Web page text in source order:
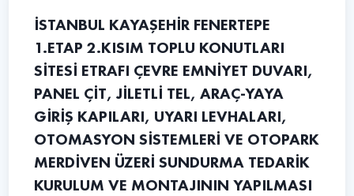
İSTANBUL KAYAŞEHİR FENERTEPE
1.ETAP 2.KISIM TOPLU KONUTLARI
SİTESİ ETRAFI ÇEVRE EMNİYET DUVARI,
PANEL ÇİT, JİLETLİ TEL, ARAÇ-YAYA
GİRİŞ KAPILARI, UYARI LEVHALARI,
OTOMASYON SİSTEMLERİ VE OTOPARK
MERDİVEN ÜZERİ SUNDURMA TEDARİK
KURULUM VE MONTAJININ YAPILMASI